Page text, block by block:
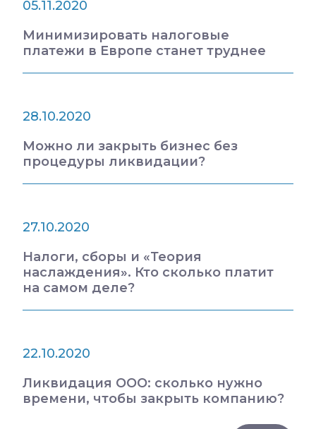
05.11.2020
Минимизировать налоговые
платежи в Европе станет труднее
28.10.2020
Можно ли закрыть бизнес без
процедуры ликвидации?
27.10.2020
Налоги, сборы и «Теория
наслаждения». Кто сколько платит
на самом деле?
22.10.2020
Ликвидация ООО: сколько нужно
времени, чтобы закрыть компанию?